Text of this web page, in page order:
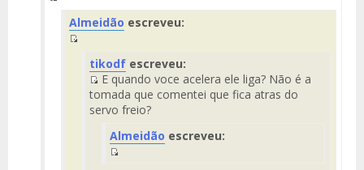
Fuente
del
Mensaje
Almeidão escreveu:
del
Mensaje
tikodf escreveu:
Fuente
del
E quando voce acelera ele liga? Não é a
tomada que comentei que fica atras do
servo freio?
Almeidão escreveu: